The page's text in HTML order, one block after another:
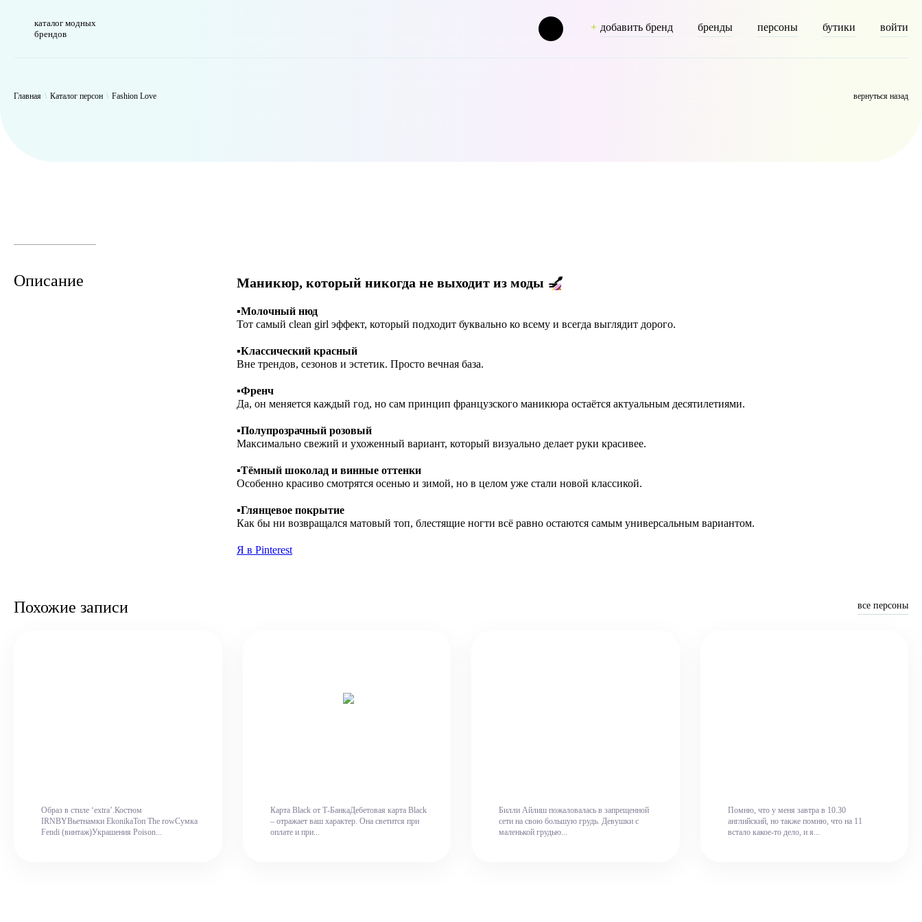
каталог модных
брендов
добавить бренд бренды персоны бутики войти
Главная \ Каталог персон \ Fashion Love вернуться назад
Описание Маникюр, который никогда не выходит из моды 💅
▪️Молочный нюд
Тот самый clean girl эффект, который подходит буквально ко всему и всегда выглядит дорого.
▪️Классический красный
Вне трендов, сезонов и эстетик. Просто вечная база.
▪️Френч
Да, он меняется каждый год, но сам принцип французского маникюра остаётся актуальным десятилетиями.
▪️Полупрозрачный розовый
Максимально свежий и ухоженный вариант, который визуально делает руки красивее.
▪️Тёмный шоколад и винные оттенки
Особенно красиво смотрятся осенью и зимой, но в целом уже стали новой классикой.
▪️Глянцевое покрытие
Как бы ни возвращался матовый топ, блестящие ногти всё равно остаются самым универсальным вариантом.
Я в Pinterest
Похожие записи все персоны
Образ в стиле ‘extra’.Костюм
IRNBYВьетнамки EkonikaТоп The rowСумка
Fendi (винтаж)Украшения Poison...
Карта Black от Т-БанкаДебетовая карта Black
– отражает ваш характер. Она светится при
оплате и при...
Билли Айлиш пожаловалась в запрещенной
сети на свою большую грудь. Девушки с
маленькой грудью...
Помню, что у меня завтра в 10.30
английский, но также помню, что на 11
встало какое-то дело, и я...